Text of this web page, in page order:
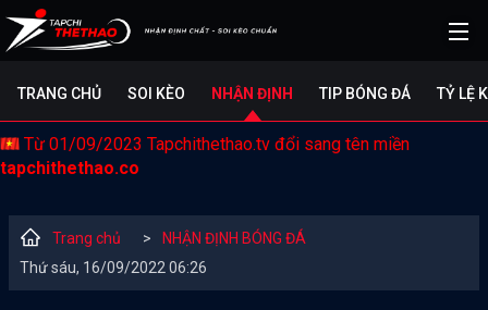
TRANG CHỦ SOI KÈO NHẬN ĐỊNH TIP BÓNG ĐÁ TỶ LỆ
Từ 01/09/2023 Tapchithethao.tv đổi sang tên miền
tapchithethao.co
Trang chủ >
NHẬN ĐỊNH BÓNG ĐÁ
Thứ sáu, 16/09/2022 06:26